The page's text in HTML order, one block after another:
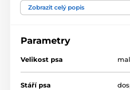
obohacena olososový olej
krmivo je skvělou volbou pro
přišli o potřebné živiny a energii.
Zobrazit celý popis
Parametry
Velikost psa
Stáří psa